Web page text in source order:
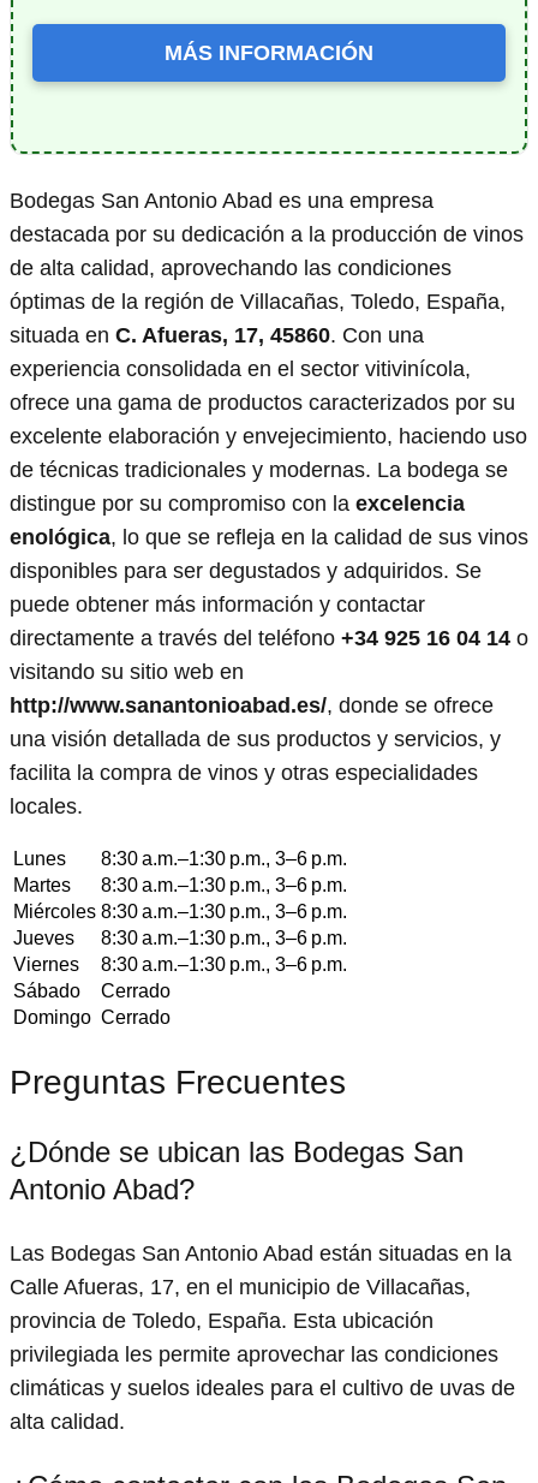
MÁS INFORMACIÓN
Bodegas San Antonio Abad es una empresa
destacada por su dedicación a la producción de vinos
de alta calidad, aprovechando las condiciones
óptimas de la región de Villacañas, Toledo, España,
situada en C. Afueras, 17, 45860. Con una
experiencia consolidada en el sector vitivinícola,
ofrece una gama de productos caracterizados por su
excelente elaboración y envejecimiento, haciendo uso
de técnicas tradicionales y modernas. La bodega se
distingue por su compromiso con la excelencia
enológica, lo que se refleja en la calidad de sus vinos
disponibles para ser degustados y adquiridos. Se
puede obtener más información y contactar
directamente a través del teléfono +34 925 16 04 14 o
visitando su sitio web en
http://www.sanantonioabad.es/, donde se ofrece
una visión detallada de sus productos y servicios, y
facilita la compra de vinos y otras especialidades
locales.
Lunes
8:30 a.m.–1:30 p.m., 3–6 p.m.
Martes
8:30 a.m.–1:30 p.m., 3–6 p.m.
Miércoles 8:30 a.m.–1:30 p.m., 3–6 p.m.
Jueves
8:30 a.m.–1:30 p.m., 3–6 p.m.
Viernes
8:30 a.m.–1:30 p.m., 3–6 p.m.
Sábado
Cerrado
Domingo Cerrado
Preguntas Frecuentes
¿Dónde se ubican las Bodegas San
Antonio Abad?
Las Bodegas San Antonio Abad están situadas en la
Calle Afueras, 17, en el municipio de Villacañas,
provincia de Toledo, España. Esta ubicación
privilegiada les permite aprovechar las condiciones
climáticas y suelos ideales para el cultivo de uvas de
alta calidad.